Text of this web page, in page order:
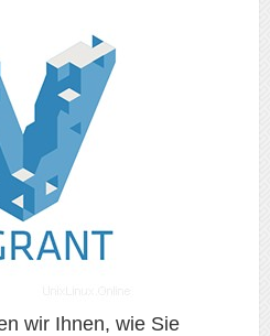
wir Ihnen, wie Sie